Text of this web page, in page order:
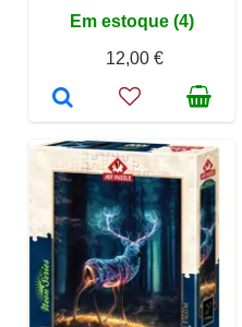
Em estoque (4)
12,00 €